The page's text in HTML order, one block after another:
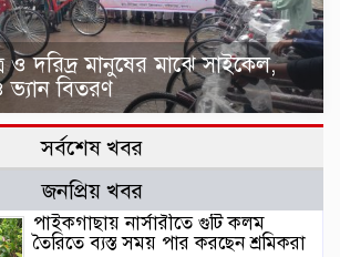
ও দরিদ্র মানুষের মাঝে সাইকেল,
ভ্যান বিতরণ
সর্বশেষ খবর
জনপ্রিয় খবর
পাইকগাছায় নার্সারীতে গুটি কলম
তৈরিতে ব্যস্ত সময় পার করছেন শ্রমিকরা